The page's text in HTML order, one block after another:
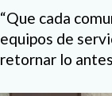
“Que cada
equipos de
retornar lo